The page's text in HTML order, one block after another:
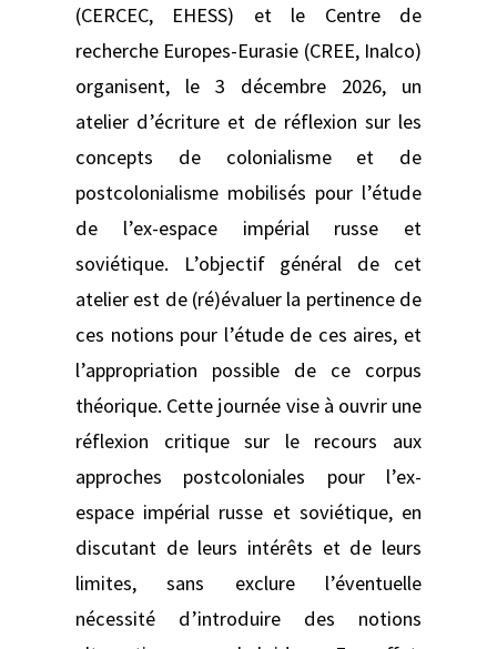
(CERCEC, EHESS) et le Centre de
recherche Europes-Eurasie (CREE, Inalco)
organisent, le 3 décembre 2026, un
atelier d’écriture et de réflexion sur les
concepts de colonialisme et de
postcolonialisme mobilisés pour l’étude
de l’ex-espace impérial russe et
soviétique. L’objectif général de cet
atelier est de (ré)évaluer la pertinence de
ces notions pour l’étude de ces aires, et
l’appropriation possible de ce corpus
théorique. Cette journée vise à ouvrir une
réflexion critique sur le recours aux
approches postcoloniales pour l’ex-
espace impérial russe et soviétique, en
discutant de leurs intérêts et de leurs
limites, sans exclure l’éventuelle
nécessité d’introduire des notions